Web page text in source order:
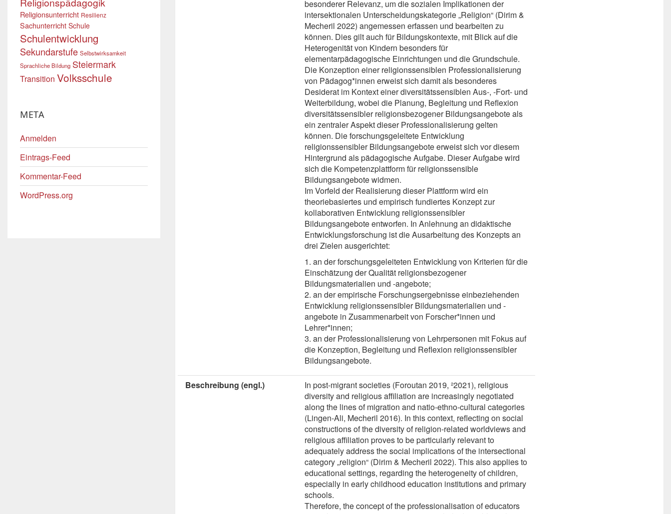
besonderer Relevanz, um die sozialen Implikationen der
intersektionalen Unterscheidungskategorie „Religion“ (Dirim &
Mecheril 2022) angemessen erfassen und bearbeiten zu
können. Dies gilt auch für Bildungskontexte, mit Blick auf die
Heterogenität von Kindern besonders für
elementarpädagogische Einrichtungen und die Grundschule.
Die Konzeption einer religionssensiblen Professionalisierung
von Pädagog*innen erweist sich damit als besonderes
Desiderat im Kontext einer diversitätssensiblen Aus-, -Fort- und
Weiterbildung, wobei die Planung, Begleitung und Reflexion
diversitätssensibler religionsbezogener Bildungsangebote als
ein zentraler Aspekt dieser Professionalisierung gelten
können. Die forschungsgeleitete Entwicklung
religionssensibler Bildungsangebote erweist sich vor diesem
Hintergrund als pädagogische Aufgabe. Dieser Aufgabe wird
sich die Kompetenzplattform für religionssensible
Bildungsangebote widmen.
Im Vorfeld der Realisierung dieser Plattform wird ein
theoriebasiertes und empirisch fundiertes Konzept zur
kollaborativen Entwicklung religionssensibler
Bildungsangebote entworfen. In Anlehnung an didaktische
Entwicklungsforschung ist die Ausarbeitung des Konzepts an
drei Zielen ausgerichtet:
1. an der forschungsgeleiteten Entwicklung von Kriterien für die
Einschätzung der Qualität religionsbezogener
Bildungsmaterialien und -angebote;
2. an der empirische Forschungsergebnisse einbeziehenden
Entwicklung religionssensibler Bildungsmaterialien und -
angebote in Zusammenarbeit von Forscher*innen und
Lehrer*innen;
3. an der Professionalisierung von Lehrpersonen mit Fokus auf
die Konzeption, Begleitung und Reflexion religionssensibler
Bildungsangebote.
Beschreibung (engl.)
In post-migrant societies (Foroutan 2019, ²2021), religious
diversity and religious affiliation are increasingly negotiated
along the lines of migration and natio-ethno-cultural categories
(Lingen-Ali, Mecheril 2016). In this context, reflecting on social
constructions of the diversity of religion-related worldviews and
religious affiliation proves to be particularly relevant to
adequately address the social implications of the intersectional
category „religion“ (Dirim & Mecheril 2022). This also applies to
educational settings, regarding the heterogeneity of children,
especially in early childhood education institutions and primary
schools.
Therefore, the concept of the professionalisation of educators
Religionsunterricht Resilienz
Sachunterricht Schule
Schulentwicklung
Sekundarstufe Selbstwirksamkeit
Sprachliche Bildung Steiermark
Transition Volksschule
META
Anmelden
Eintrags-Feed
Kommentar-Feed
WordPress.org